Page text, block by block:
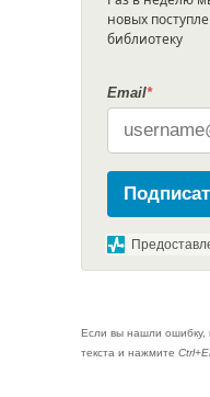
новых
библиотеку
Email*
Если вы нашли ошибку,
текста и нажмите